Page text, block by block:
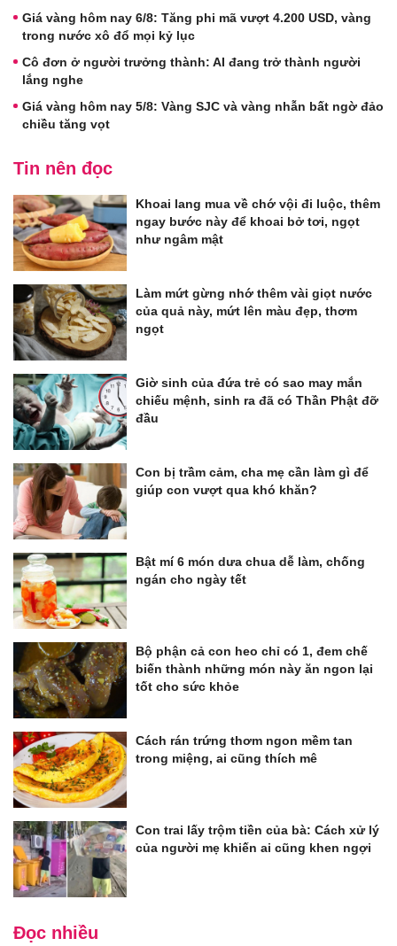
Giá vàng hôm nay 6/8: Tăng phi mã vượt 4.200 USD, vàng
trong nước xô đổ mọi kỷ lục
Cô đơn ở người trưởng thành: AI đang trở thành người
lắng nghe
Giá vàng hôm nay 5/8: Vàng SJC và vàng nhẫn bất ngờ đảo
chiều tăng vọt
Tin nên đọc
Khoai lang mua về chớ vội đi luộc, thêm
ngay bước này để khoai bở tơi, ngọt
như ngâm mật
Làm mứt gừng nhớ thêm vài giọt nước
của quả này, mứt lên màu đẹp, thơm
ngọt
Giờ sinh của đứa trẻ có sao may mắn
chiếu mệnh, sinh ra đã có Thần Phật đỡ
đầu
Con bị trầm cảm, cha mẹ cần làm gì để
giúp con vượt qua khó khăn?
Bật mí 6 món dưa chua dễ làm, chống
ngán cho ngày tết
Bộ phận cả con heo chỉ có 1, đem chế
biến thành những món này ăn ngon lại
tốt cho sức khỏe
Cách rán trứng thơm ngon mềm tan
trong miệng, ai cũng thích mê
Con trai lấy trộm tiền của bà: Cách xử lý
của người mẹ khiến ai cũng khen ngợi
Đọc nhiều